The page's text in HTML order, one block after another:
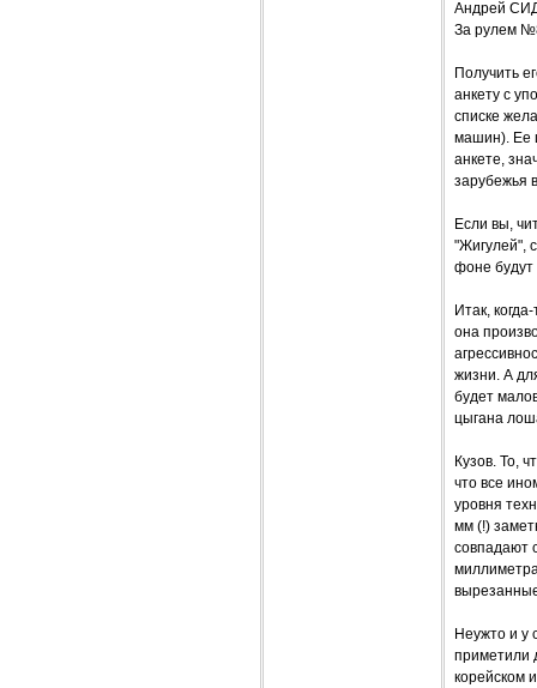
Андрей
За рулем
Получить
анкету с
списке
машин). Ее
анкете,
зарубежья
Если вы,
"Жигулей",
фоне будут
Итак,
она
жизни. А
будет
цыгана
Кузов. То,
что все
уровня
мм (!)
совпадают
Неужто и у
приметили
корейском